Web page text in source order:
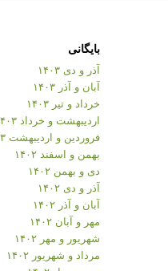
بایگانی
آذر و دی ۱۴۰۳
آبان و آذر ۱۴۰۳
خرداد و تیر ۱۴۰۳
اردیبهشت و خرداد ۱۴۰۳
فروردین و اردیبهشت ۱۴۰۳
بهمن و اسفند ۱۴۰۲
دی و بهمن ۱۴۰۲
آذر و دی ۱۴۰۲
آبان و آذر ۱۴۰۲
مهر و آبان ۱۴۰۲
شهریور و مهر ۱۴۰۲
مرداد و شهریور ۱۴۰۲